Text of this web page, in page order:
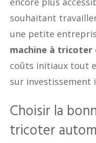
souhaitant
une petite
machine à tricoter
coûts initiaux tout
sur investissement
Choisir la
tricoter